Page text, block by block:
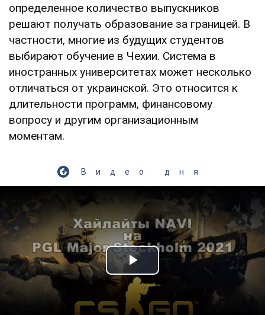
определенное количество выпускников
решают получать образование за границей. В
частности, многие из будущих студентов
выбирают обучение в Чехии. Система в
иностранных университетах может несколько
отличаться от украинской. Это относится к
длительности программ, финансовому
вопросу и другим организационным
моментам.
Видео дня
Play Video